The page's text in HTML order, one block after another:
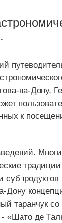
на-Дону,
к
Дону
таранчук
«Шато де